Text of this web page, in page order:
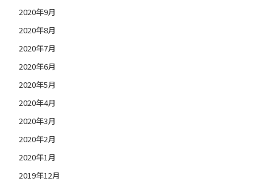
2020年9月
2020年8月
2020年7月
2020年6月
2020年5月
2020年4月
2020年3月
2020年2月
2020年1月
2019年12月